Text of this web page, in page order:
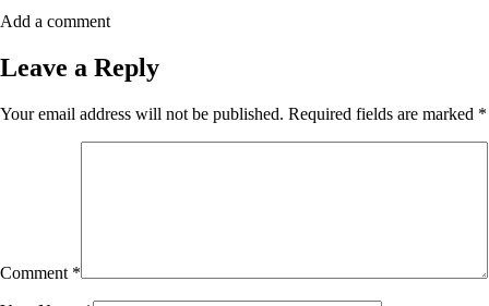
Add a comment
Leave a Reply
Your email address will not be published. Required fields are marked *
Comment *